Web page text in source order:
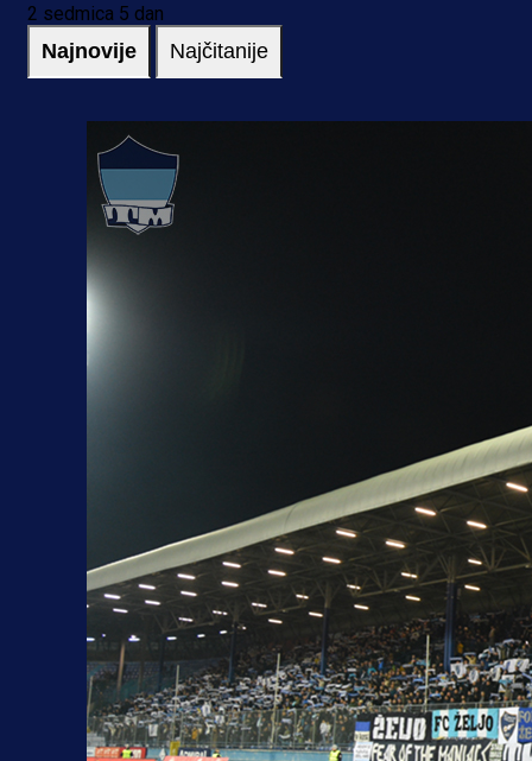
2 sedmica 5 dan
Najnovije Najčitanije